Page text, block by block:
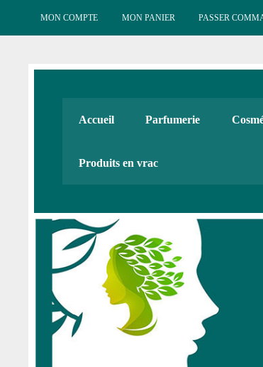
MON COMPTE MON PANIER PASSER
Esténat :
Accueil
Parfumerie
Produits en vrac